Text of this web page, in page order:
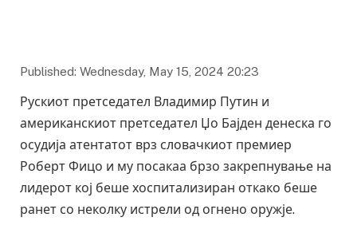
Published: Wednesday, May 15, 2024 20:23
Рускиот претседател Владимир Путин и
американскиот претседател Џо Бајден денеска го
осудија атентатот врз словачкиот премиер
Роберт Фицо и му посакаа брзо закрепнување на
лидерот кој беше хоспитализиран откако беше
ранет со неколку истрели од огнено оружје.